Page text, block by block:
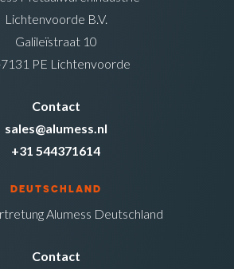
Lichtenvoorde B.V.
Galileïstraat 10
PE Lichtenvoorde
Contact
sales@alumess.nl
+31 544371614
DEUTSCHLAND
Alumess Deutschland
Contact